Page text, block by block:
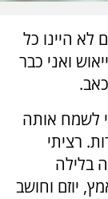
לא היינו כל
ואני כבר
לשמח אותה
רציתי
בלילה
יוזם וחושב